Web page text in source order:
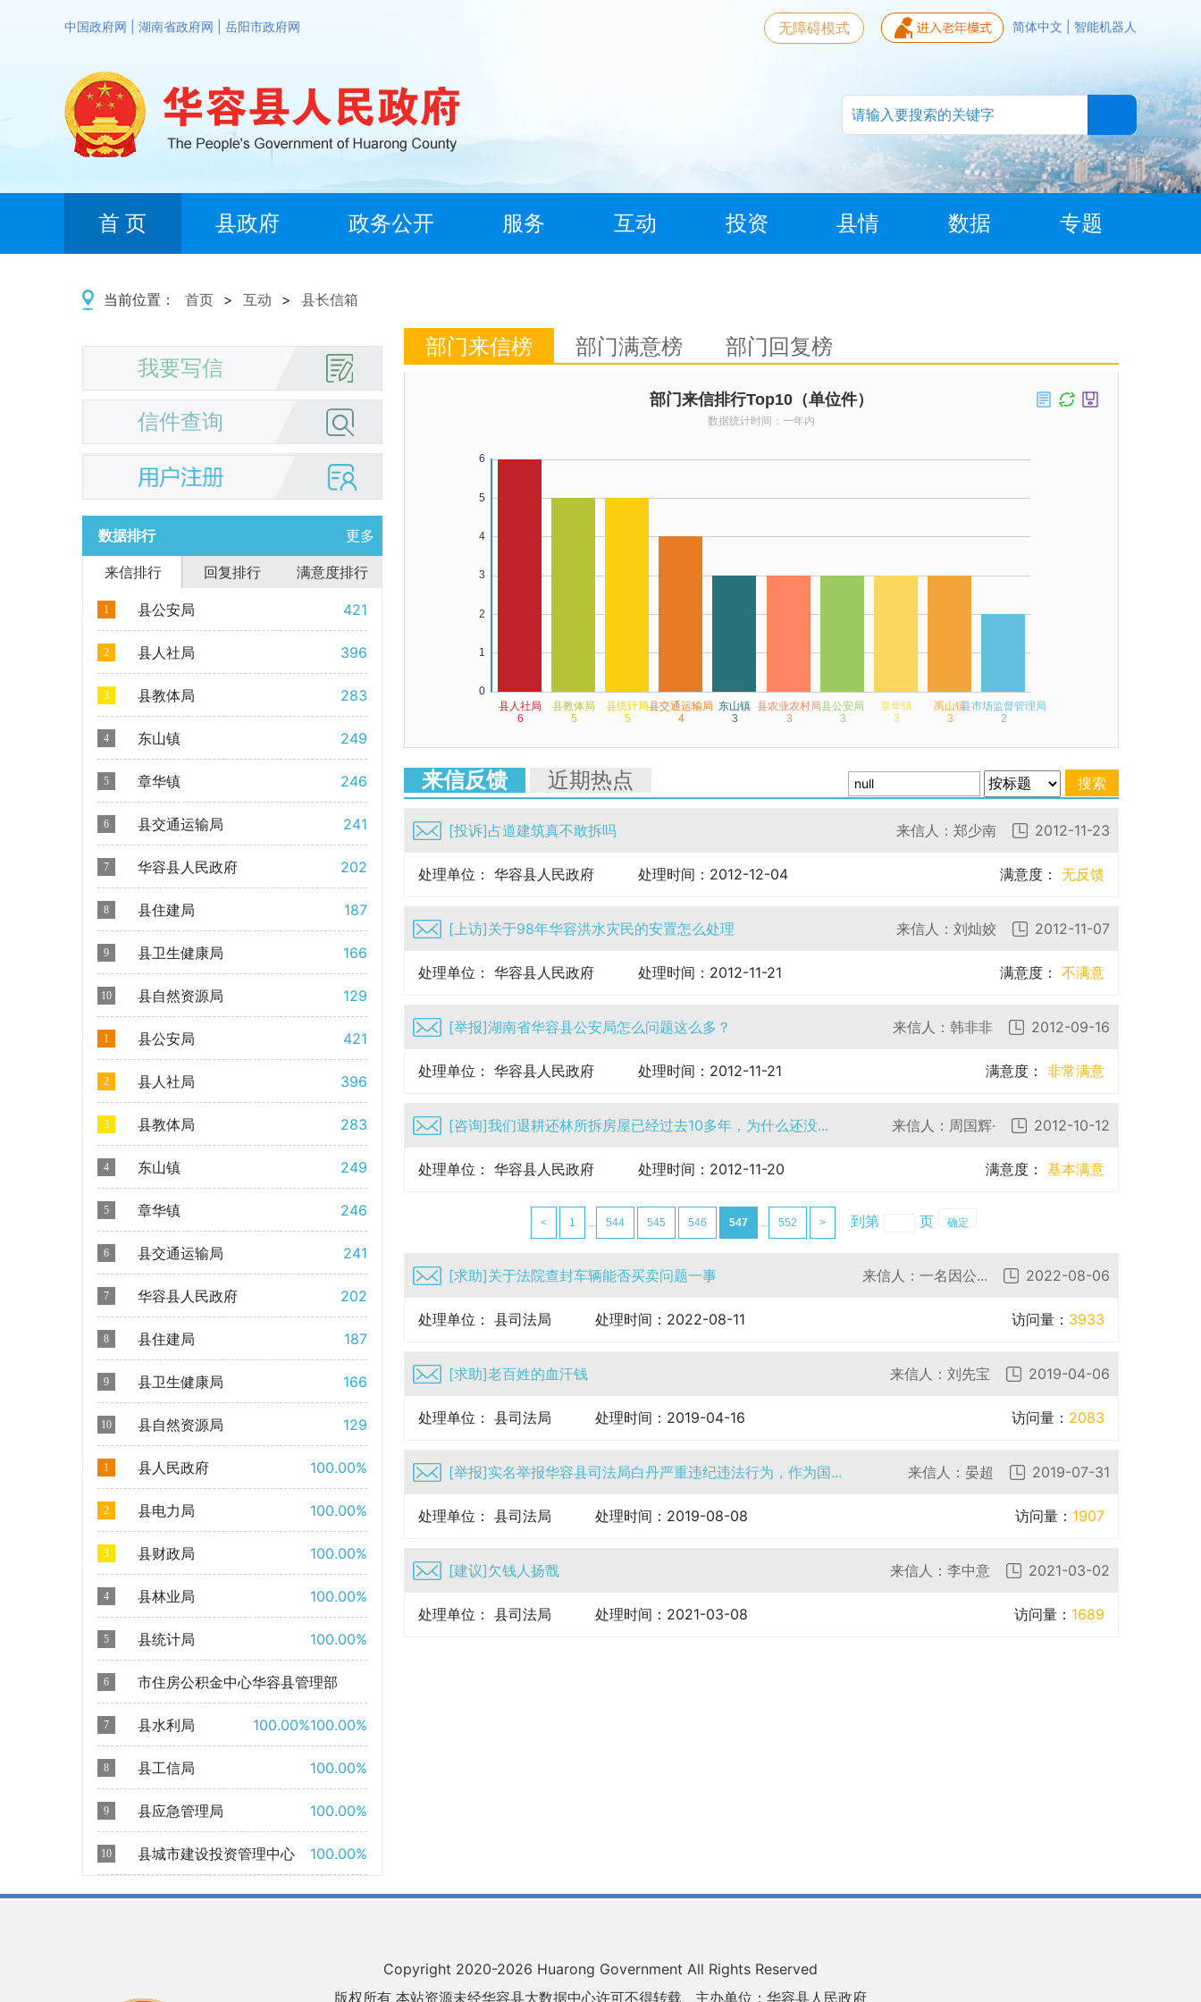
中国政府网 湖南省政府网 岳阳市政府网 简体中文 智能机器人
无障碍模式
首 页 县政府 政务公开 服务 互动 投资 县情 数据 专题
当前位置： 首页 > 互动 > 县长信箱
我要写信
信件查询
数据排行 更多
来信排行 回复排行 满意度排行
1 县公安局 421
2 县人社局 396
3 县教体局 283
4 东山镇 249
5 章华镇 246
6 县交通运输局 241
7 华容县人民政府 202
8 县住建局 187
9 县卫生健康局 166
10 县自然资源局 129
1 县公安局 421
2 县人社局 396
3 县教体局 283
4 东山镇 249
5 章华镇 246
6 县交通运输局 241
7 华容县人民政府 202
8 县住建局 187
9 县卫生健康局 166
10 县自然资源局 129
1 县人民政府 100.00%
2 县电力局 100.00%
3 县财政局 100.00%
4 县林业局 100.00%
5 县统计局 100.00%
6 市住房公积金中心华容县管理部
100.00%
7 县水利局 100.00%
8 县工信局 100.00%
9 县应急管理局 100.00%
10 县城市建设投资管理中心 100.00%
部门来信榜 部门满意榜 部门回复榜
来信反馈 近期热点
[投诉]占道建筑真不敢拆吗 来信人：郑少南 2012-11-23
处理单位： 华容县人民政府 处理时间：2012-12-04 满意度： 无反馈
[上访]关于98年华容洪水灾民的安置怎么处理 来信人：刘灿姣 2012-11-07
处理单位： 华容县人民政府 处理时间：2012-11-21 满意度： 不满意
[举报]湖南省华容县公安局怎么问题这么多？ 来信人：韩非非 2012-09-16
处理单位： 华容县人民政府 处理时间：2012-11-21 满意度： 非常满意
[咨询]我们退耕还林所拆房屋已经过去10多年，为什么还没... 来信人：周国辉· 2012-10-12
处理单位： 华容县人民政府 处理时间：2012-11-20 满意度： 基本满意
< 1 ... 544 545 546 547 ... 552 > 到第 页 确定
[求助]关于法院查封车辆能否买卖问题一事 来信人：一名因公... 2022-08-06
处理单位： 县司法局 处理时间：2022-08-11 访问量： 3933
[求助]老百姓的血汗钱 来信人：刘先宝 2019-04-06
处理单位： 县司法局 处理时间：2019-04-16 访问量： 2083
[举报]实名举报华容县司法局白丹严重违纪违法行为，作为国... 来信人：晏超 2019-07-31
处理单位： 县司法局 处理时间：2019-08-08 访问量： 1907
[建议]欠钱人扬戬 来信人：李中意 2021-03-02
处理单位： 县司法局 处理时间：2021-03-08 访问量： 1689
Copyright 2020-2026 Huarong Government All Rights Reserved
版权所有 本站资源未经华容县大数据中心许可不得转载
主办单位：华容县人民政府